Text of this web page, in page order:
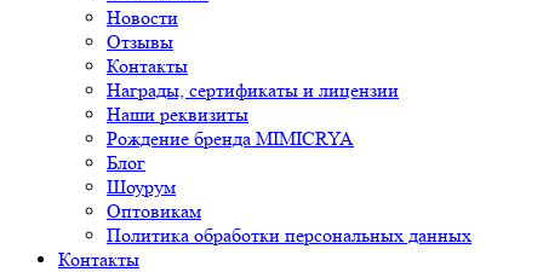
Новости
Отзывы
Контакты
Награды, сертификаты и лицензии
Наши реквизиты
Рождение бренда MIMICRYA
Блог
Шоурум
Оптовикам
Политика обработки персональных данных
Контакты